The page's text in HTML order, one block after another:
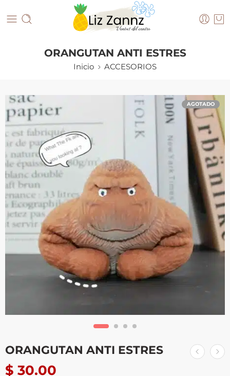
ORANGUTAN ANTI ESTRES
Inicio ACCESORIOS
AGOTADO
ORANGUTAN ANTI ESTRES
$ 30.00